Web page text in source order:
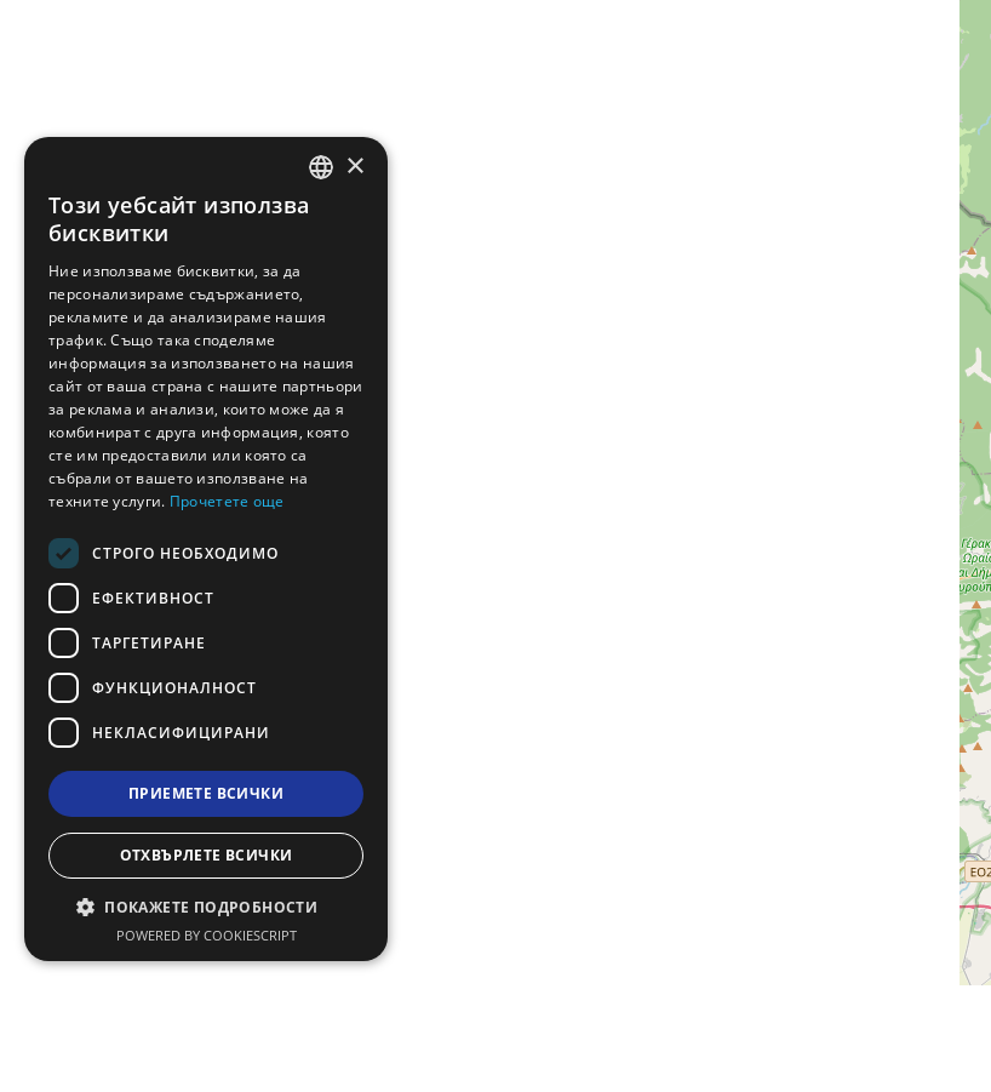
ENGLISH
FRENCH
ROMANIAN
TURKISH
×
Този уебсайт използва
бисквитки
Ние използваме бисквитки, за да
персонализираме съдържанието,
рекламите и да анализираме нашия
трафик. Също така споделяме
информация за използването на нашия
сайт от ваша страна с нашите партньори
за реклама и анализи, които може да я
комбинират с друга информация, която
сте им предоставили или която са
събрали от вашето използване на
техните услуги. Прочетете още
СТРОГО НЕОБХОДИМО
ЕФЕКТИВНОСТ
ТАРГЕТИРАНЕ
ФУНКЦИОНАЛНОСТ
НЕКЛАСИФИЦИРАНИ
ПРИЕМЕТЕ ВСИЧКИ
ОТХВЪРЛЕТЕ ВСИЧКИ
ПОКАЖЕТЕ ПОДРОБНОСТИ
POWERED BY COOKIESCRIPT